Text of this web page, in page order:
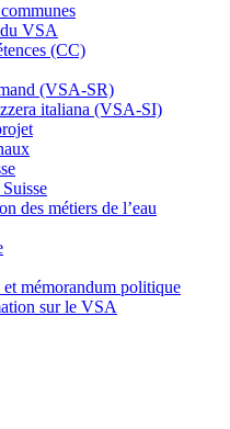
VSA
(CC)
(VSA-SR)
italiana (VSA-SI)
des métiers de l’eau
et mémorandum politique
sur le VSA